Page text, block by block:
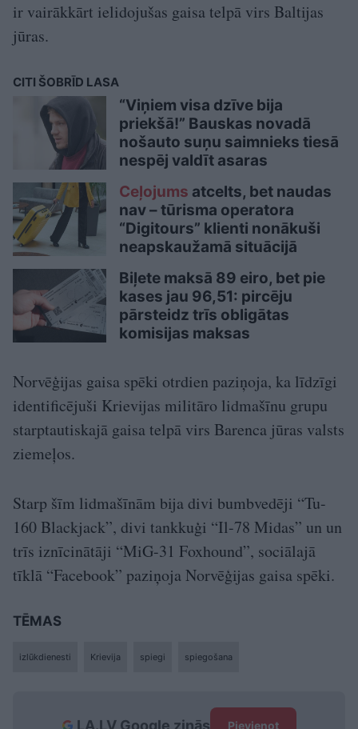
ir vairākkārt ielidojušas gaisa telpā virs Baltijas
jūras.
CITI ŠOBRĪD LASA
“Viņiem visa dzīve bija
priekšā!” Bauskas novadā
nošauto suņu saimnieks tiesā
nespēj valdīt asaras
Ceļojums atcelts, bet naudas
nav – tūrisma operatora
“Digitours” klienti nonākuši
neapskaužamā situācijā
Biļete maksā 89 eiro, bet pie
kases jau 96,51: pircēju
pārsteidz trīs obligātas
komisijas maksas
Norvēģijas gaisa spēki otrdien paziņoja, ka līdzīgi
identificējuši Krievijas militāro lidmašīnu grupu
starptautiskajā gaisa telpā virs Barenca jūras valsts
ziemeļos.
Starp šīm lidmašīnām bija divi bumbvedēji “Tu-
160 Blackjack”, divi tankkuģi “Il-78 Midas” un un
trīs iznīcinātāji “MiG-31 Foxhound”, sociālajā
tīklā “Facebook” paziņoja Norvēģijas gaisa spēki.
TĒMAS
izlūkdienesti Krievija spiegi spiegošana
LA.LV Google ziņās Pievienot